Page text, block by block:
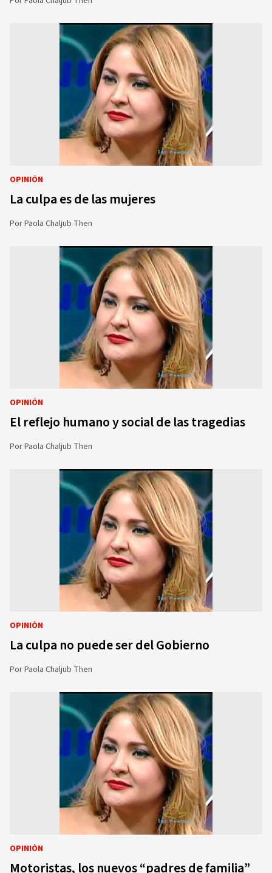
OPINIÓN
La culpa es de las mujeres
PorPaola Chaljub Then
OPINIÓN
El reflejo humano y social de las tragedias
PorPaola Chaljub Then
OPINIÓN
La culpa no puede ser del Gobierno
PorPaola Chaljub Then
OPINIÓN
Motoristas, los nuevos “padres de familia”